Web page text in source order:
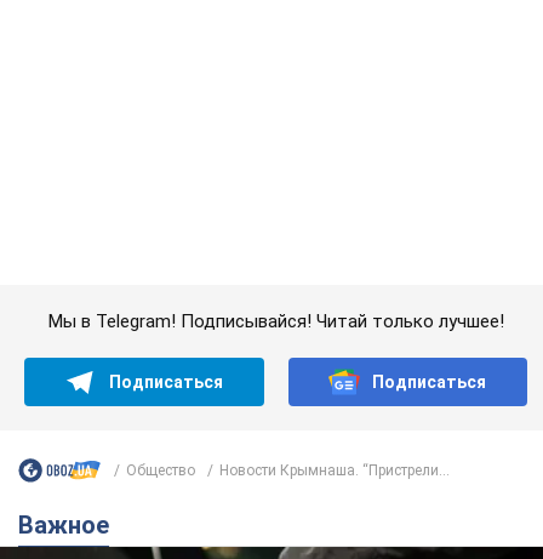
украинцам рассказали, чего ожидать